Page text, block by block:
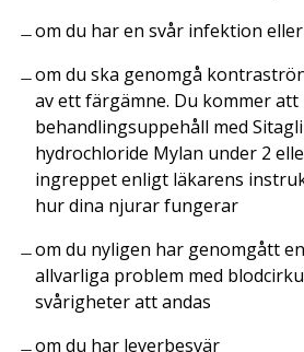
om du har en svår infektion
om du ska genomgå
av ett färgämne. Du kommer
behandlingsuppehåll med
hydrochloride Mylan under 2
ingreppet enligt läkarens
hur dina njurar fungerar
om du nyligen har genomgått
allvarliga problem med
svårigheter att andas
om du har leverbesvär